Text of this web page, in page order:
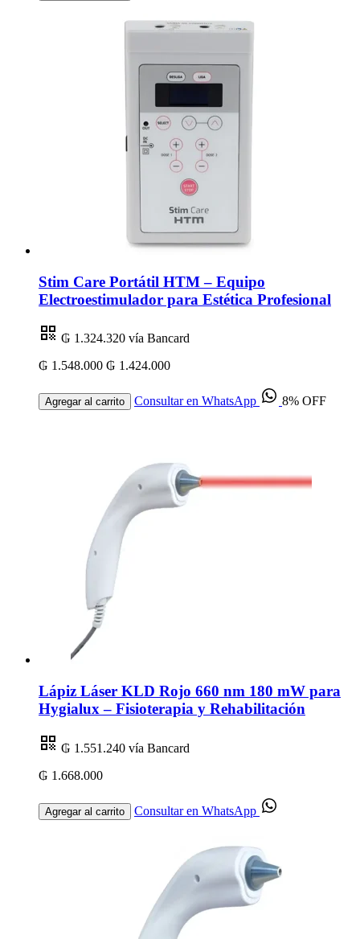
Stim Care Portátil HTM – Equipo
Electroestimulador para Estética Profesional
₲ 1.324.320 vía Bancard
₲ 1.548.000 ₲ 1.424.000
Agregar al carrito Consultar en WhatsApp 8% OFF
Lápiz Láser KLD Rojo 660 nm 180 mW para
Hygialux – Fisioterapia y Rehabilitación
₲ 1.551.240 vía Bancard
₲ 1.668.000
Agregar al carrito Consultar en WhatsApp